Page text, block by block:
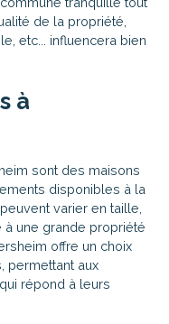
de la propriété,
etc... influencera bien
à
sont des maisons
disponibles à la
varier en taille,
une grande propriété
offre un choix
permettant aux
répond à leurs